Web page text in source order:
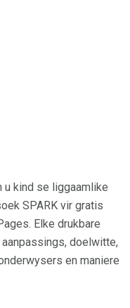
u kind se liggaamlike
SPARK vir gratis
Elke drukbare
doelwitte,
en maniere